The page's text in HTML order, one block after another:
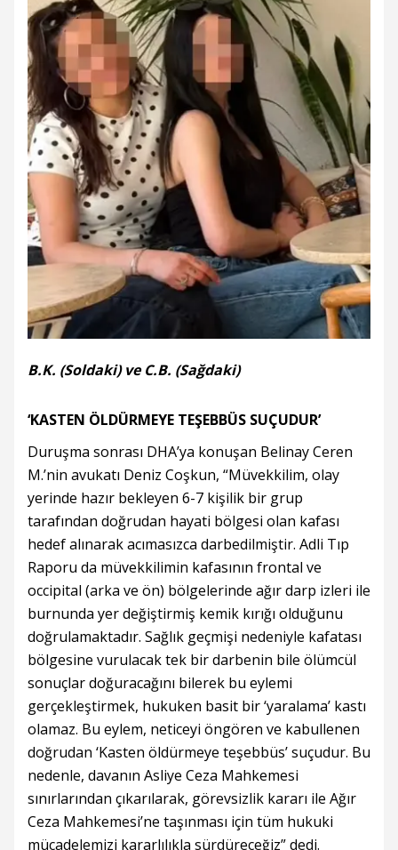
B.K. (Soldaki) ve C.B. (Sağdaki)
‘KASTEN ÖLDÜRMEYE TEŞEBBÜS SUÇUDUR’
Duruşma sonrası DHA’ya konuşan Belinay Ceren
M.’nin avukatı Deniz Coşkun, “Müvekkilim, olay
yerinde hazır bekleyen 6-7 kişilik bir grup
tarafından doğrudan hayati bölgesi olan kafası
hedef alınarak acımasızca darbedilmiştir. Adli Tıp
Raporu da müvekkilimin kafasının frontal ve
occipital (arka ve ön) bölgelerinde ağır darp izleri ile
burnunda yer değiştirmiş kemik kırığı olduğunu
doğrulamaktadır. Sağlık geçmişi nedeniyle kafatası
bölgesine vurulacak tek bir darbenin bile ölümcül
sonuçlar doğuracağını bilerek bu eylemi
gerçekleştirmek, hukuken basit bir ‘yaralama’ kastı
olamaz. Bu eylem, neticeyi öngören ve kabullenen
doğrudan ‘Kasten öldürmeye teşebbüs’ suçudur. Bu
nedenle, davanın Asliye Ceza Mahkemesi
sınırlarından çıkarılarak, görevsizlik kararı ile Ağır
Ceza Mahkemesi’ne taşınması için tüm hukuki
mücadelemizi kararlılıkla sürdüreceğiz” dedi.